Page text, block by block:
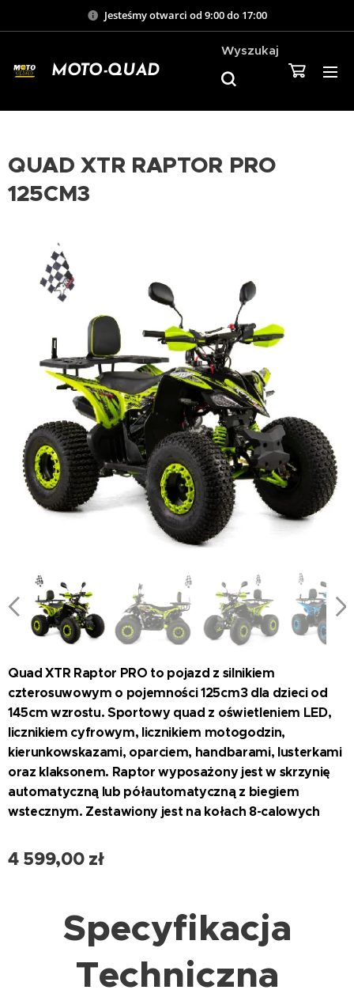
Jesteśmy otwarci od 9:00 do 17:00
MOTO-QUAD
Wyszukaj
QUAD XTR RAPTOR PRO
125CM3
Quad XTR Raptor PRO to pojazd z silnikiem
czterosuwowym o pojemności 125cm3 dla dzieci od
145cm wzrostu. Sportowy quad z oświetleniem LED,
licznikiem cyfrowym, licznikiem motogodzin,
kierunkowskazami, oparciem, handbarami, lusterkami
oraz klaksonem. Raptor wyposażony jest w skrzynię
automatyczną lub półautomatyczną z biegiem
wstecznym. Zestawiony jest na kołach 8-calowych
4 599,00zł
Specyfikacja
Techniczna